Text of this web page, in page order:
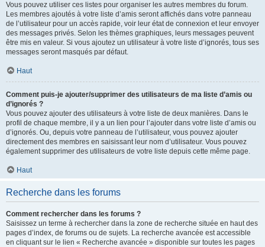
Vous pouvez utiliser ces listes pour organiser les autres membres du forum.
Les membres ajoutés à votre liste d’amis seront affichés dans votre panneau
de l’utilisateur pour un accès rapide, voir leur état de connexion et leur envoyer
des messages privés. Selon les thèmes graphiques, leurs messages peuvent
être mis en valeur. Si vous ajoutez un utilisateur à votre liste d’ignorés, tous ses
messages seront masqués par défaut.
Haut
Comment puis-je ajouter/supprimer des utilisateurs de ma liste d’amis ou
d’ignorés ?
Vous pouvez ajouter des utilisateurs à votre liste de deux manières. Dans le
profil de chaque membre, il y a un lien pour l’ajouter dans votre liste d’amis ou
d’ignorés. Ou, depuis votre panneau de l’utilisateur, vous pouvez ajouter
directement des membres en saisissant leur nom d’utilisateur. Vous pouvez
également supprimer des utilisateurs de votre liste depuis cette même page.
Haut
Recherche dans les forums
Comment rechercher dans les forums ?
Saisissez un terme à rechercher dans la zone de recherche située en haut des
pages d’index, de forums ou de sujets. La recherche avancée est accessible
en cliquant sur le lien « Recherche avancée » disponible sur toutes les pages